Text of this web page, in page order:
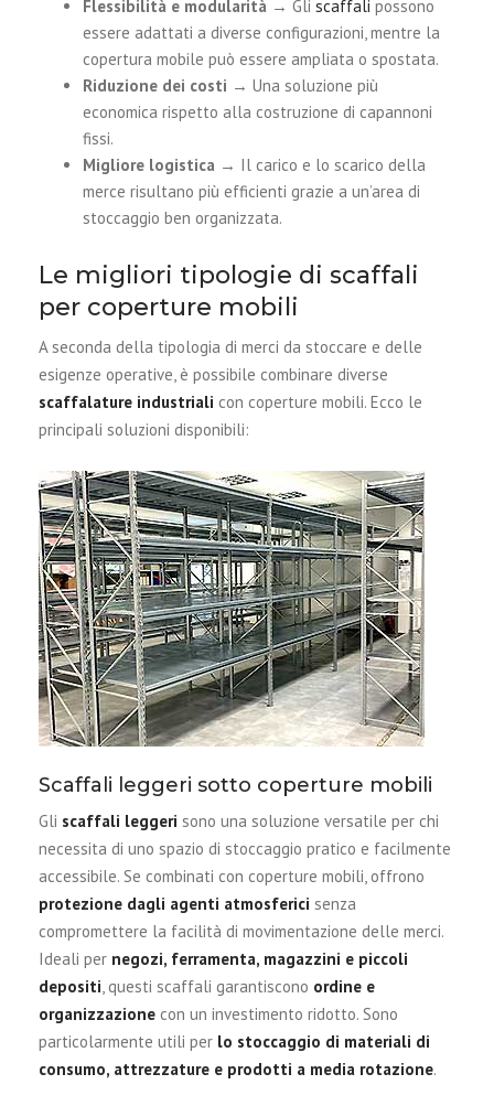
Flessibilità e modularità → Gli scaffali possono
essere adattati a diverse configurazioni, mentre la
copertura mobile può essere ampliata o spostata.
Riduzione dei costi → Una soluzione più
economica rispetto alla costruzione di capannoni
fissi.
Migliore logistica → Il carico e lo scarico della
merce risultano più efficienti grazie a un’area di
stoccaggio ben organizzata.
Le migliori tipologie di scaffali
per coperture mobili
A seconda della tipologia di merci da stoccare e delle
esigenze operative, è possibile combinare diverse
scaffalature industriali con coperture mobili. Ecco le
principali soluzioni disponibili:
Scaffali leggeri sotto coperture mobili
Gli scaffali leggeri sono una soluzione versatile per chi
necessita di uno spazio di stoccaggio pratico e facilmente
accessibile. Se combinati con coperture mobili, offrono
protezione dagli agenti atmosferici senza
compromettere la facilità di movimentazione delle merci.
Ideali per negozi, ferramenta, magazzini e piccoli
depositi, questi scaffali garantiscono ordine e
organizzazione con un investimento ridotto. Sono
particolarmente utili per lo stoccaggio di materiali di
consumo, attrezzature e prodotti a media rotazione.